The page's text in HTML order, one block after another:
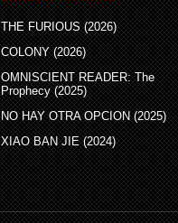
THE FURIOUS (2026)
COLONY (2026)
OMNISCIENT READER: The
Prophecy (2025)
NO HAY OTRA OPCION (2025)
XIAO BAN JIE (2024)